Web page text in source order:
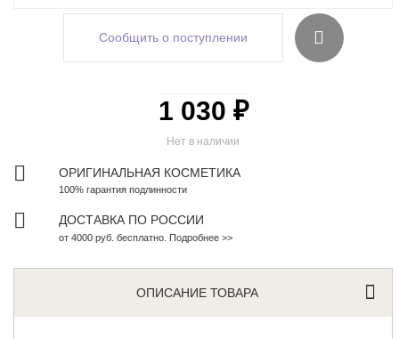
Сообщить о поступлении
Нет в наличии
1 030 ₽
ОРИГИНАЛЬНАЯ КОСМЕТИКА
100% гарантия подлинности
ДОСТАВКА ПО РОССИИ
от 4000 руб. бесплатно. Подробнее >>
ОПИСАНИЕ ТОВАРА